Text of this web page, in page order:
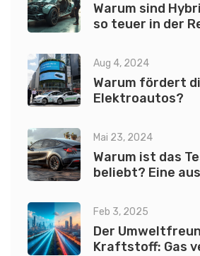
Warum sind
so teuer in der
Aug 4, 2024
Warum fördert
Elektroautos?
Mai 23, 2024
Warum ist das
beliebt? Eine
Feb 3, 2025
Der
Kraftstoff: Gas